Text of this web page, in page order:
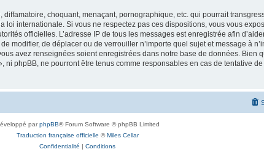
choquant, menaçant, pornographique, etc. qui pourrait
internationale. Si vous ne respectez pas ces dispositions, vous vous
officielles. L’adresse IP de tous les messages est enregistrée afin
modifier, de déplacer ou de verrouiller n’importe quel sujet et message à
avez renseignées soient enregistrées dans notre base de données. Bien
phpBB, ne pourront être tenus comme responsables en cas de tentative
parphpBB® Forum Software © phpBB Limited
Traduction française officielle ©Miles Cellar
Confidentialité | Conditions